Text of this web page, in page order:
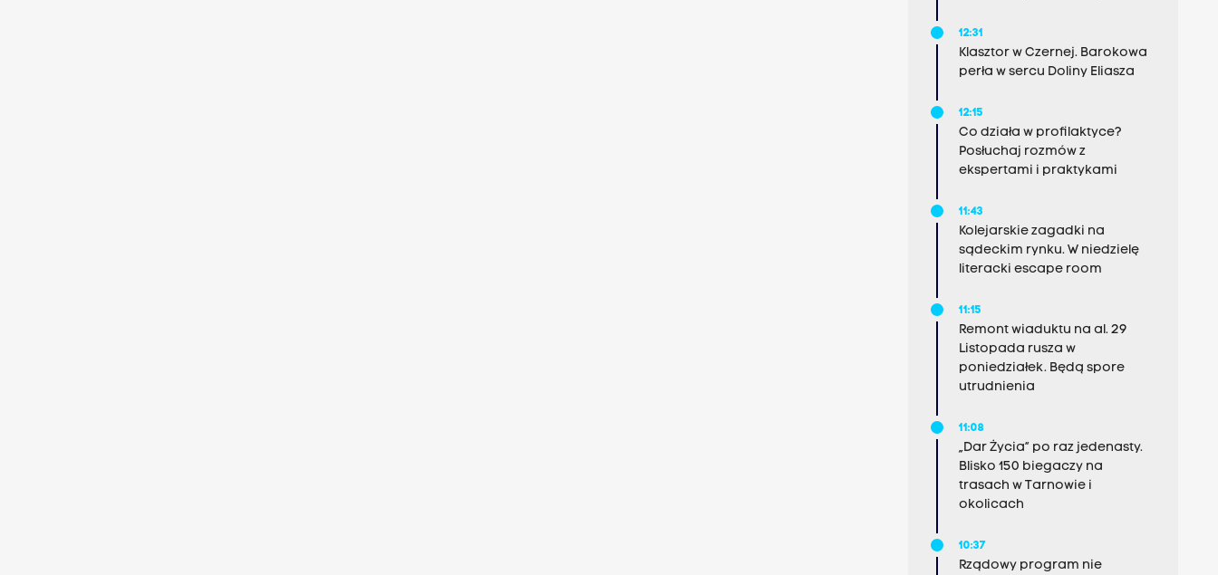
12:31
Klasztor w Czernej. Barokowa
perła w sercu Doliny Eliasza
12:15
Co działa w profilaktyce?
Posłuchaj rozmów z
ekspertami i praktykami
11:43
Kolejarskie zagadki na
sądeckim rynku. W niedzielę
literacki escape room
11:15
Remont wiaduktu na al. 29
Listopada rusza w
poniedziałek. Będą spore
utrudnienia
11:08
„Dar Życia” po raz jedenasty.
Blisko 150 biegaczy na
trasach w Tarnowie i
okolicach
10:37
Rządowy program nie